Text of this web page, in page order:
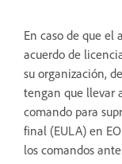
En caso de que el
acuerdo de
su organización,
tengan que llevar
comando para
final (EULA) en
los comandos